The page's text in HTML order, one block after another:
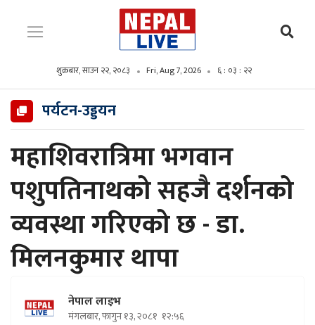
शुक्रबार, साउन २२, २०८३ Fri, Aug 7, 2026 ६ : ०३ : २३
पर्यटन-उड्डयन
महाशिवरात्रिमा भगवान
पशुपतिनाथको सहजै दर्शनको
व्यवस्था गरिएको छ - डा.
मिलनकुमार थापा
नेपाल लाइभ
मंगलबार, फागुन १३, २०८१ १२:५६